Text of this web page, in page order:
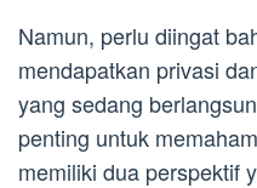
Namun, perlu diingat
mendapatkan privasi
yang sedang
penting untuk
memiliki dua perspektif